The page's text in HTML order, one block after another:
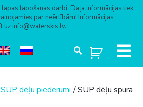
labošanas darbi. Daļa informācijas tiek
par neērtībām! Informācijas
uz info@waterskis.lv.
SUP dēļu piederumi/ SUP dēļu spura